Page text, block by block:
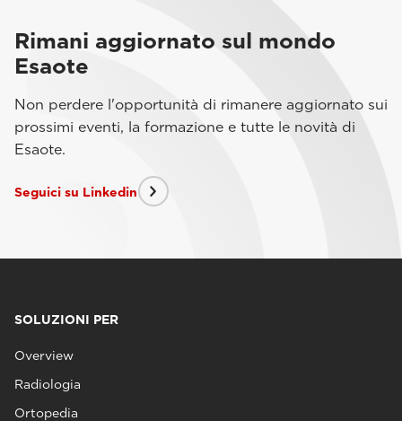
Rimani aggiornato sul mondo
Esaote
Non perdere l'opportunità di rimanere aggiornato sui
prossimi eventi, la formazione e tutte le novità di
Esaote.
Seguici su Linkedin
SOLUZIONI PER
Overview
Radiologia
Ortopedia